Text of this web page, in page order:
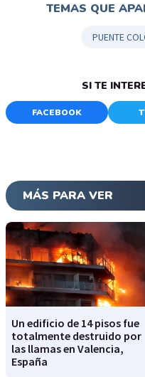
TEMAS QUE
PUENTE
SI TE
FACEBOOK
MÁS PARA VER
Un edificio de 14 pisos fue
totalmente destruido por
las llamas en Valencia,
España